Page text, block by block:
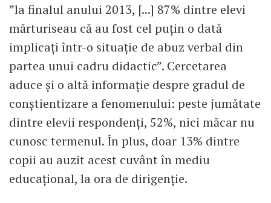
”la finalul anului 2013, [...] 87% dintre elevi
mărturiseau că au fost cel puțin o dată
implicați într-o situație de abuz verbal din
partea unui cadru didactic”. Cercetarea
aduce și o altă informație despre gradul de
conștientizare a fenomenului: peste jumătate
dintre elevii respondenți, 52%, nici măcar nu
cunosc termenul. În plus, doar 13% dintre
copii au auzit acest cuvânt în mediu
educațional, la ora de dirigenție.